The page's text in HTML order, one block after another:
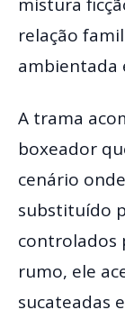
relação
ambientada
A trama
boxeador
cenário
substituído
controlados
rumo, ele
sucateadas